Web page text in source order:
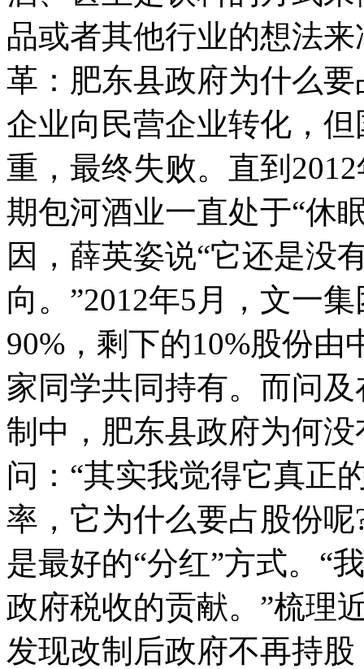
品或者其他行业的想法
革：肥东县政府为什么
企业向民营企业转化，
重，最终失败。直到
期包河酒业一直处于“休
因，薛英姿说“它还是没
向。”2012年5月，文一
90%，剩下的10%股份
家同学共同持有。而问
制中，肥东县政府为何
问：“其实我觉得它真正
率，它为什么要占股份
是最好的“分红”方式。“
政府税收的贡献。”梳理
发现改制后政府不再持